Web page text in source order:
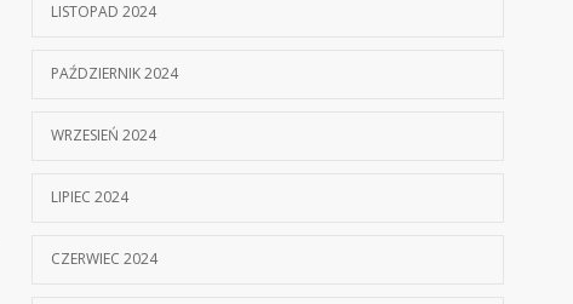
LISTOPAD 2024
PAŹDZIERNIK 2024
WRZESIEŃ 2024
LIPIEC 2024
CZERWIEC 2024